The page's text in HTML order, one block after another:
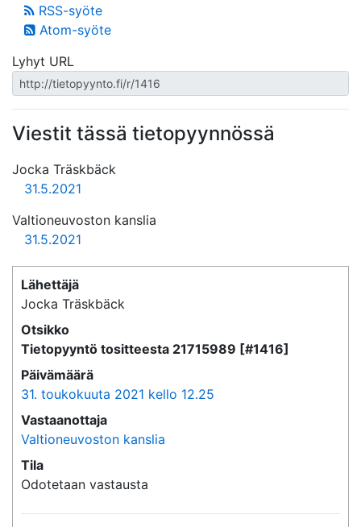
RSS-syöte
Atom-syöte
Lyhyt URL
Viestit tässä tietopyynnössä
Jocka Träskbäck
31.5.2021
Valtioneuvoston kanslia
31.5.2021
Lähettäjä
Jocka Träskbäck
Otsikko
Tietopyyntö tositteesta 21715989 [#1416]
Päivämäärä
31. toukokuuta 2021 kello 12.25
Vastaanottaja
Valtioneuvoston kanslia
Tila
Odotetaan vastausta